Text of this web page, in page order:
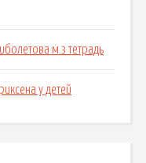
м.з тетрадь
у детей